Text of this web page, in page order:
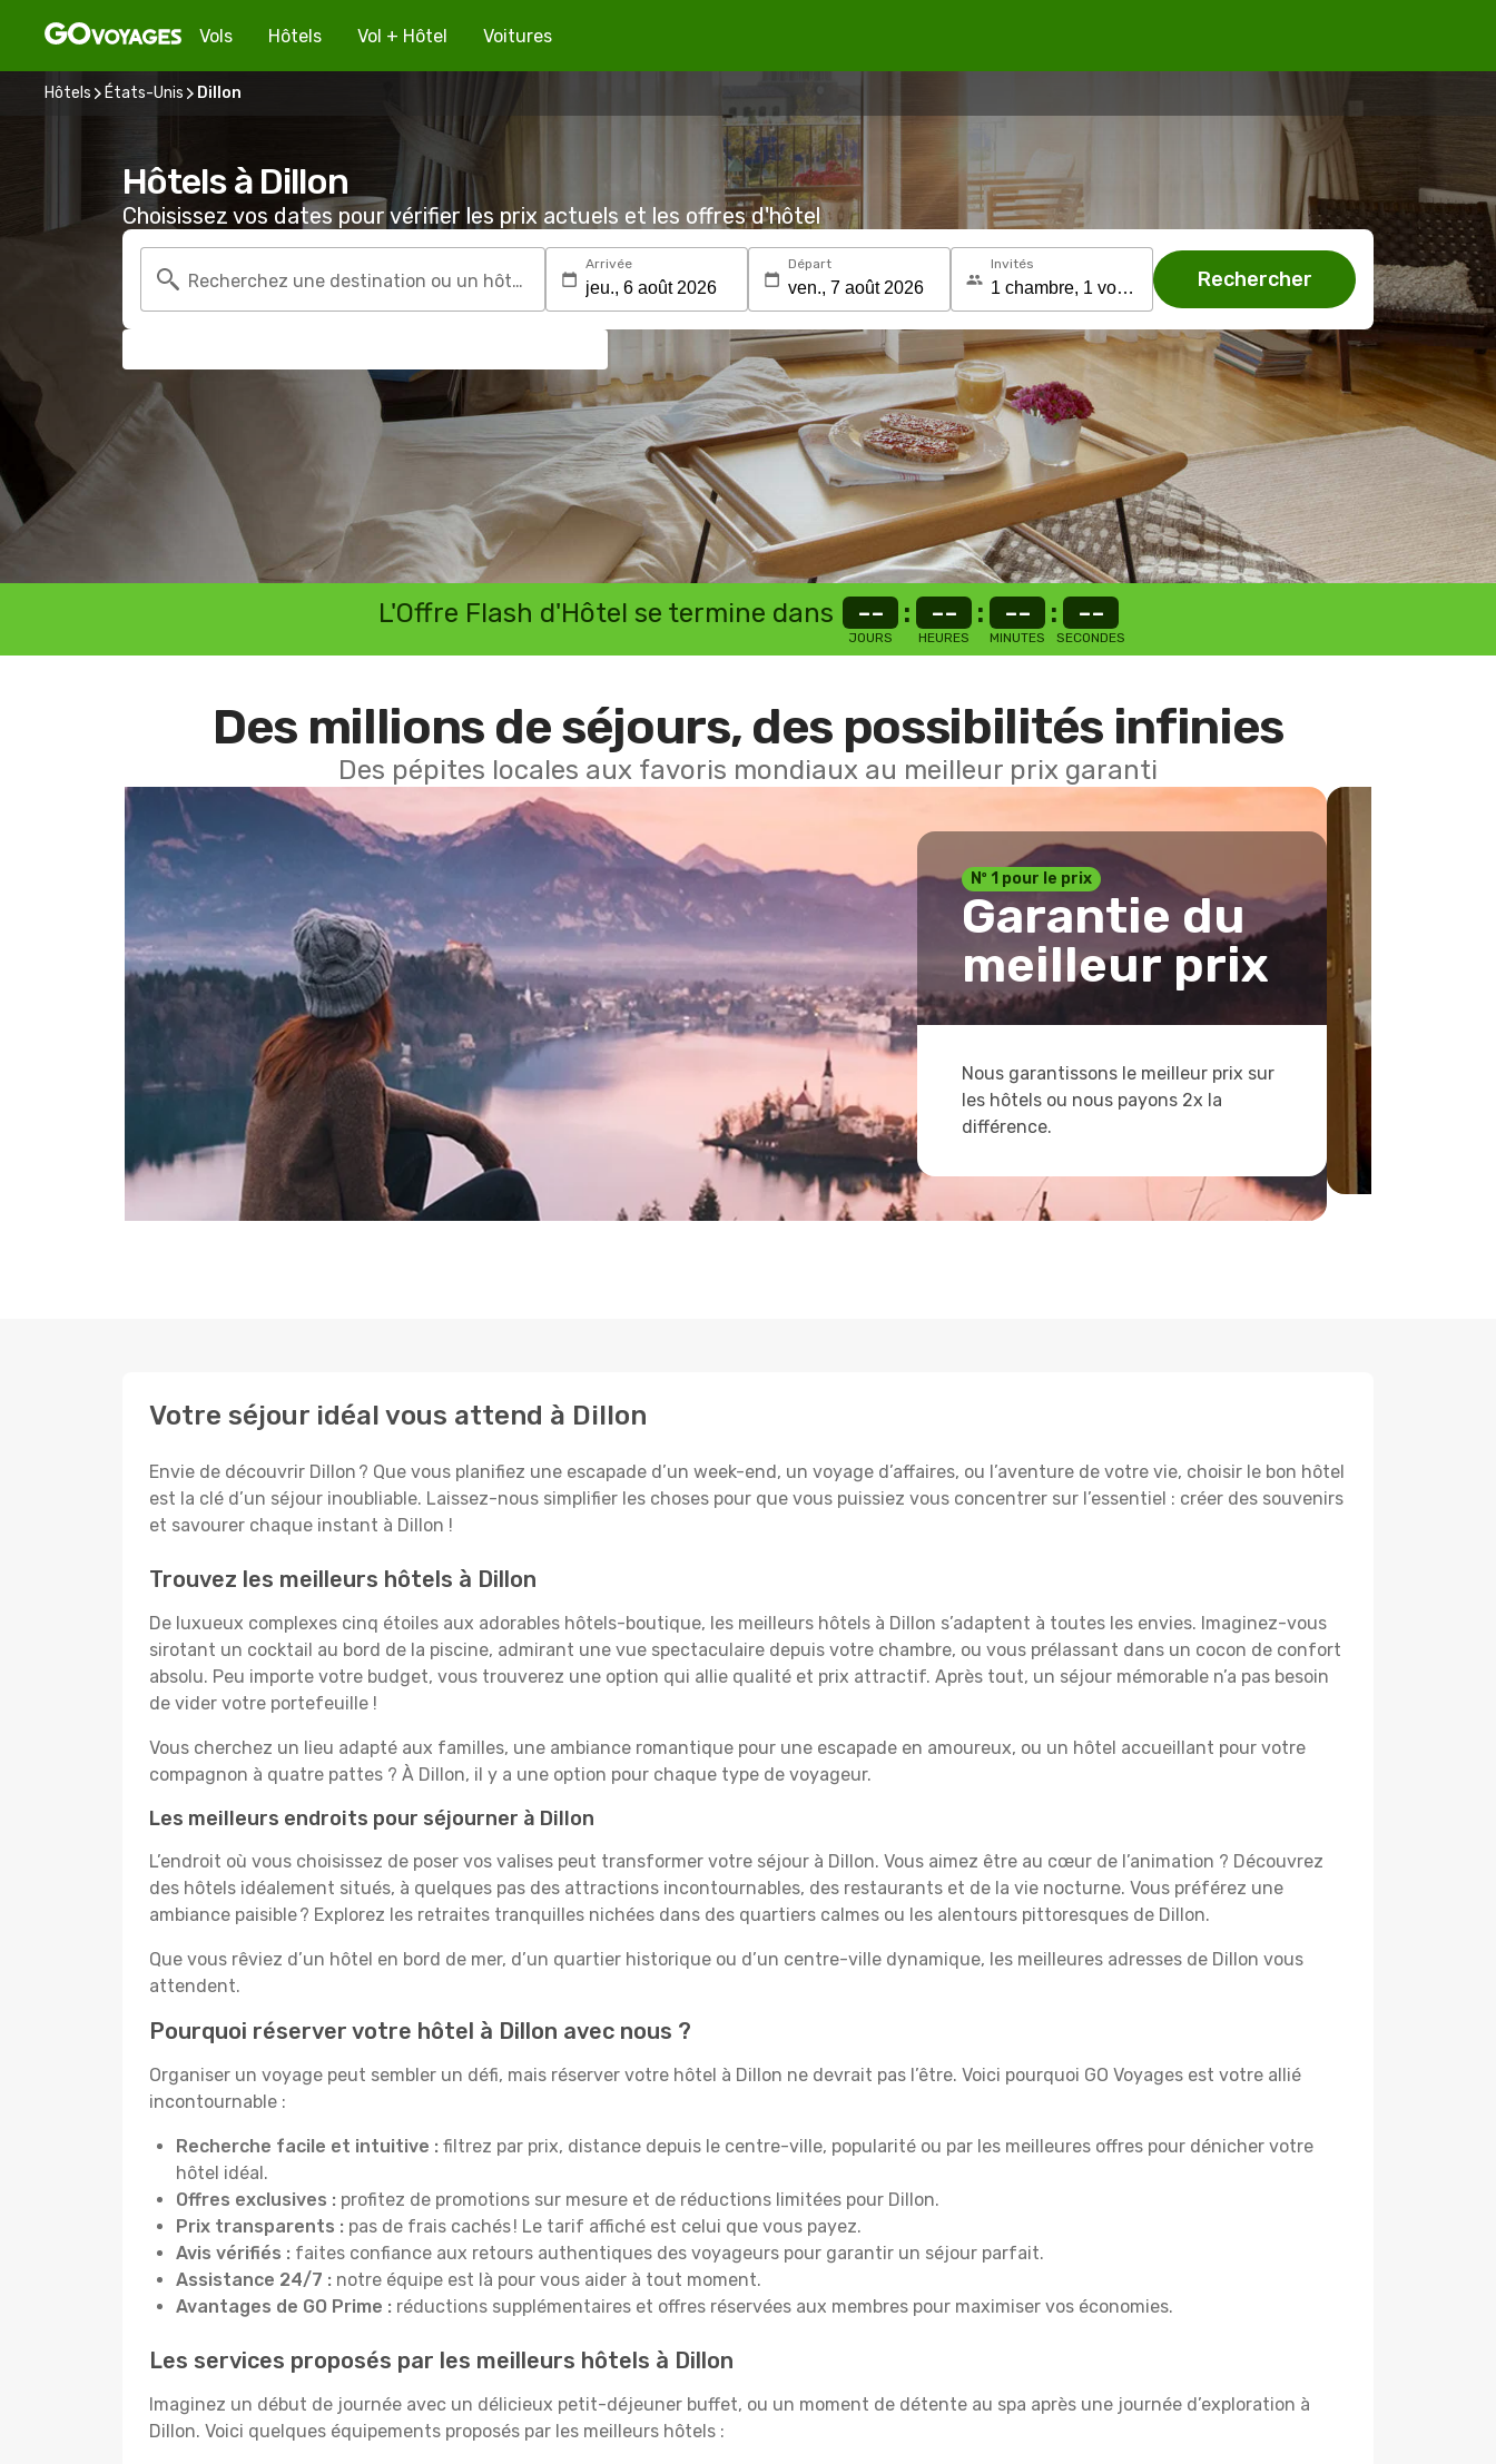
Vols Hôtels Vol + Hôtel Voitures
Hôtels États-Unis Dillon
Hôtels à Dillon
Choisissez vos dates pour vérifier les prix actuels et les offres d'hôtel
Recherchez une destination ou un hôtel
Arrivée Départ Invités
Rechercher
L'Offre Flash d'Hôtel se termine dans --
JOURS
: --
HEURES
: --
MINUTES
: --
SECONDES
Des millions de séjours, des possibilités infinies
Des pépites locales aux favoris mondiaux au meilleur prix garanti
Nº 1 pour le prix
Garantie du
meilleur prix
Nous garantissons le meilleur prix sur
les hôtels ou nous payons 2x la
différence.
Votre séjour idéal vous attend à Dillon
Envie de découvrir Dillon ? Que vous planifiez une escapade d’un week-end, un voyage d’affaires, ou l’aventure de votre vie, choisir le bon hôtel
est la clé d’un séjour inoubliable. Laissez-nous simplifier les choses pour que vous puissiez vous concentrer sur l’essentiel : créer des souvenirs
et savourer chaque instant à Dillon !
Trouvez les meilleurs hôtels à Dillon
De luxueux complexes cinq étoiles aux adorables hôtels-boutique, les meilleurs hôtels à Dillon s’adaptent à toutes les envies. Imaginez-vous
sirotant un cocktail au bord de la piscine, admirant une vue spectaculaire depuis votre chambre, ou vous prélassant dans un cocon de confort
absolu. Peu importe votre budget, vous trouverez une option qui allie qualité et prix attractif. Après tout, un séjour mémorable n’a pas besoin
de vider votre portefeuille !
Vous cherchez un lieu adapté aux familles, une ambiance romantique pour une escapade en amoureux, ou un hôtel accueillant pour votre
compagnon à quatre pattes ? À Dillon, il y a une option pour chaque type de voyageur.
Les meilleurs endroits pour séjourner à Dillon
L’endroit où vous choisissez de poser vos valises peut transformer votre séjour à Dillon. Vous aimez être au cœur de l’animation ? Découvrez
des hôtels idéalement situés, à quelques pas des attractions incontournables, des restaurants et de la vie nocturne. Vous préférez une
ambiance paisible ? Explorez les retraites tranquilles nichées dans des quartiers calmes ou les alentours pittoresques de Dillon.
Que vous rêviez d’un hôtel en bord de mer, d’un quartier historique ou d’un centre-ville dynamique, les meilleures adresses de Dillon vous
attendent.
Pourquoi réserver votre hôtel à Dillon avec nous ?
Organiser un voyage peut sembler un défi, mais réserver votre hôtel à Dillon ne devrait pas l’être. Voici pourquoi GO Voyages est votre allié
incontournable :
Recherche facile et intuitive : filtrez par prix, distance depuis le centre-ville, popularité ou par les meilleures offres pour dénicher votre
hôtel idéal.
Offres exclusives : profitez de promotions sur mesure et de réductions limitées pour Dillon.
Prix transparents : pas de frais cachés ! Le tarif affiché est celui que vous payez.
Avis vérifiés : faites confiance aux retours authentiques des voyageurs pour garantir un séjour parfait.
Assistance 24/7 : notre équipe est là pour vous aider à tout moment.
Avantages de GO Prime : réductions supplémentaires et offres réservées aux membres pour maximiser vos économies.
Les services proposés par les meilleurs hôtels à Dillon
Imaginez un début de journée avec un délicieux petit-déjeuner buffet, ou un moment de détente au spa après une journée d’exploration à
Dillon. Voici quelques équipements proposés par les meilleurs hôtels :